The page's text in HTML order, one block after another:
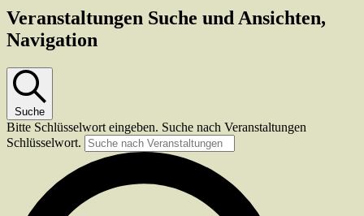
Veranstaltungen Suche und Ansichten,
Navigation
Suche
Bitte Schlüsselwort eingeben. Suche nach Veranstaltungen
Schlüsselwort.